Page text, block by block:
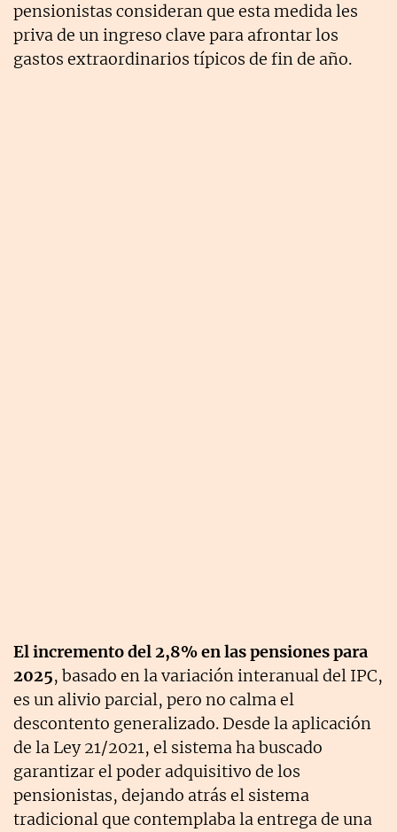
pensionistas consideran que esta medida les
priva de un ingreso clave para afrontar los
gastos extraordinarios típicos de fin de año.
El incremento del 2,8% en las pensiones para
2025, basado en la variación interanual del IPC,
es un alivio parcial, pero no calma el
descontento generalizado. Desde la aplicación
de la Ley 21/2021, el sistema ha buscado
garantizar el poder adquisitivo de los
pensionistas, dejando atrás el sistema
tradicional que contemplaba la entrega de una